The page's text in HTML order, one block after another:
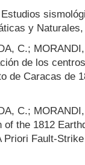
y
C.;
de los
de Caracas de
C.;
the 1812
Priori Fault-